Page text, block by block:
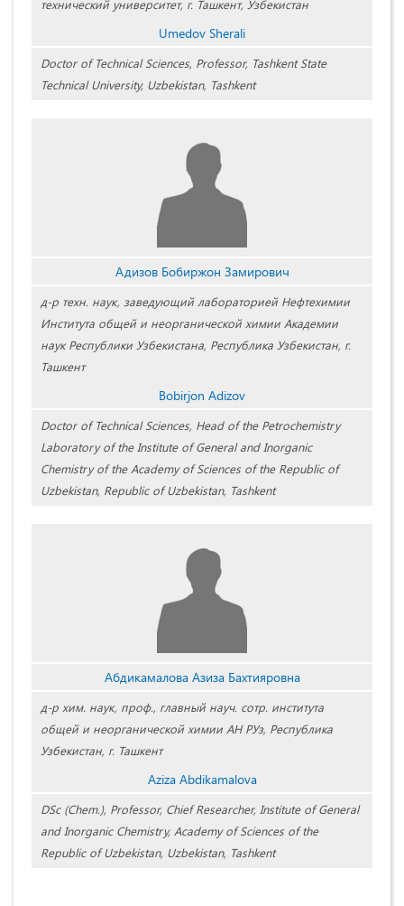
технический университет, г. Ташкент, Узбекистан
Umedov Sherali
Doctor of Technical Sciences, Professor, Tashkent State
Technical University, Uzbekistan, Tashkent
Адизов Бобиржон Замирович
д-р техн. наук, заведующий лабораторией Нефтехимии
Института общей и неорганической химии Академии
наук Республики Узбекистана, Республика Узбекистан, г.
Ташкент
Bobirjon Adizov
Doctor of Technical Sciences, Head of the Petrochemistry
Laboratory of the Institute of General and Inorganic
Chemistry of the Academy of Sciences of the Republic of
Uzbekistan, Republic of Uzbekistan, Tashkent
Абдикамалова Азиза Бахтияровна
д-р хим. наук, проф., главный науч. сотр. института
общей и неорганической химии АН РУз, Республика
Узбекистан, г. Ташкент
Aziza Abdikamalova
DSc (Chem.), Professor, Chief Researcher, Institute of General
and Inorganic Chemistry, Academy of Sciences of the
Republic of Uzbekistan, Uzbekistan, Tashkent